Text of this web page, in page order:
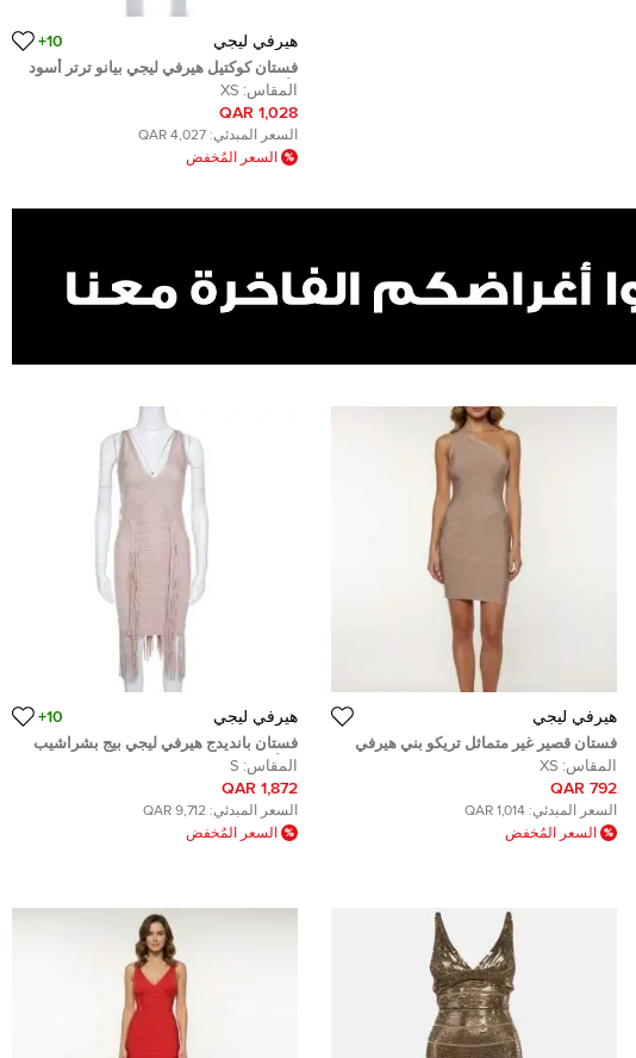
هيرفي ليجي 10+
فستان كوكتيل هيرفي ليجي بيانو ترتر أسود
وأبيض بلا حمالات XS
المقاس: XS
1,028 QAR
السعر المبدئي: 4,027 QAR
السعر المُخفض
هيرفي ليجي
فستان قصير غير متماثل تريكو بني هيرفي
ليجيه مقاس صغير جدًا
المقاس: XS
792 QAR
السعر المبدئي: 1,014 QAR
السعر المُخفض
هيرفي ليجي 10+
فستان بانديدج هيرفي ليجي بيج بشراشيب
بلا أكمام S
المقاس: S
1,872 QAR
السعر المبدئي: 9,712 QAR
السعر المُخفض